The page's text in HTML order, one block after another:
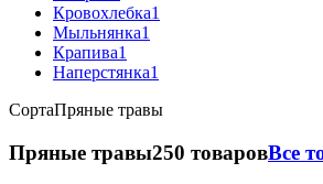
Кровохлебка1
Мыльнянка1
Крапива1
Наперстянка1
СортаПряные травы
Пряные травы250 товаровВсе